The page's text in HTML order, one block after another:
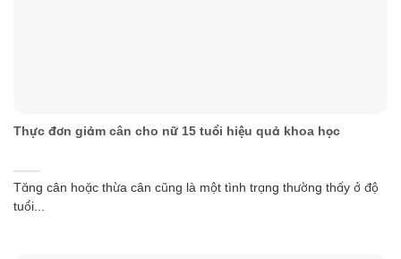
Thực đơn giảm cân cho nữ 15 tuổi hiệu quả khoa học
Tăng cân hoặc thừa cân cũng là một tình trạng thường thấy ở độ
tuổi...